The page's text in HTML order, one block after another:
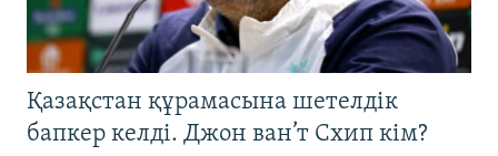
Қазақстан құрамасына шетелдік
бапкер келді. Джон ван’т Схип кім?